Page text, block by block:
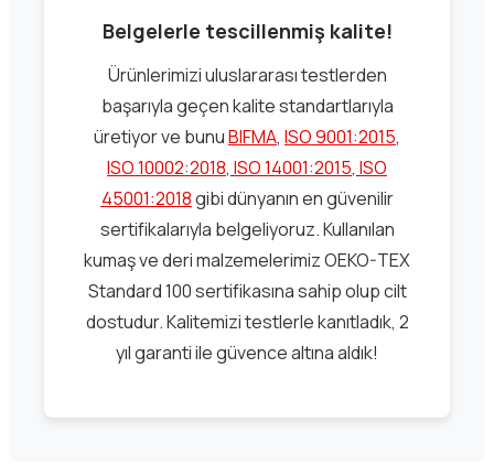
Belgelerle tescillenmiş kalite!
Ürünlerimizi uluslararası testlerden
başarıyla geçen kalite standartlarıyla
üretiyor ve bunuBIFMA, ISO 9001:2015,
ISO 10002:2018, ISO 14001:2015, ISO
45001:2018gibi dünyanın en güvenilir
sertifikalarıyla belgeliyoruz. Kullanılan
kumaş ve deri malzemelerimiz OEKO-TEX
Standard 100 sertifikasına sahip olup cilt
dostudur. Kalitemizi testlerle kanıtladık, 2
yıl garanti ile güvence altına aldık!